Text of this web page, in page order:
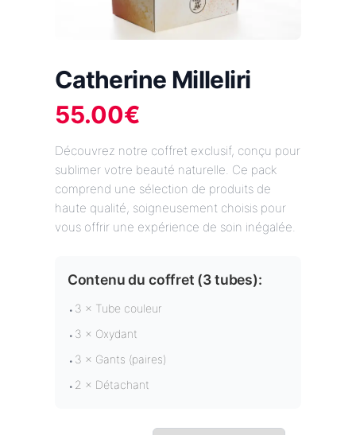
Catherine Milleliri
55.00€
Découvrez notre coffret exclusif, conçu pour
sublimer votre beauté naturelle. Ce pack
comprend une sélection de produits de
haute qualité, soigneusement choisis pour
vous offrir une expérience de soin inégalée.
Contenu du coffret (3 tubes):
• 3 × Tube couleur
• 3 × Oxydant
• 3 × Gants (paires)
• 2 × Détachant